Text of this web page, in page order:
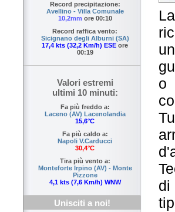
Record precipitazione:
Avellino - Villa Comunale
10,2mm ore 00:10
Record raffica vento:
Sicignano degli Alburni (SA)
17,4 kts (32,2 Km/h) ESE ore
00:19
Valori estremi
ultimi 10 minuti:
Fa più freddo a:
Laceno (AV) Lacenolandia
15,6°C
Fa più caldo a:
Napoli V.Carducci
30,4°C
Tira più vento a:
Monteforte Irpino (AV) - Monte
Pizzone
4,1 kts (7,6 Km/h) WNW
Unisciti a noi!
o
di